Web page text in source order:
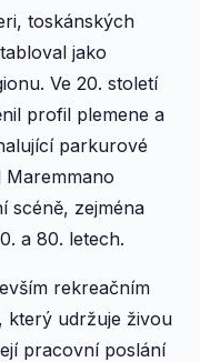
toskánských
jako
Ve 20. století
profil plemene a
parkurové
Maremmano
scéně, zejména
a 80. letech.
rekreačním
který udržuje živou
pracovní poslání